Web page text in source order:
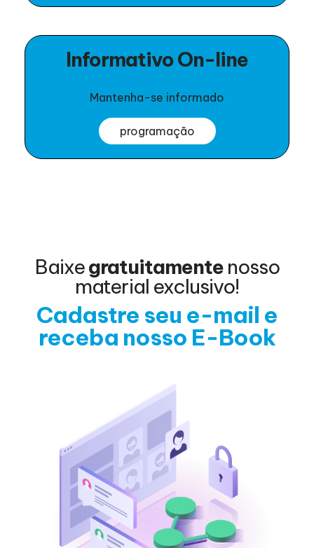
Informativo On-line
Mantenha-se informado
programação
Baixegratuitamente nosso
material exclusivo!
Cadastre seu e-mail e
receba nosso E-Book